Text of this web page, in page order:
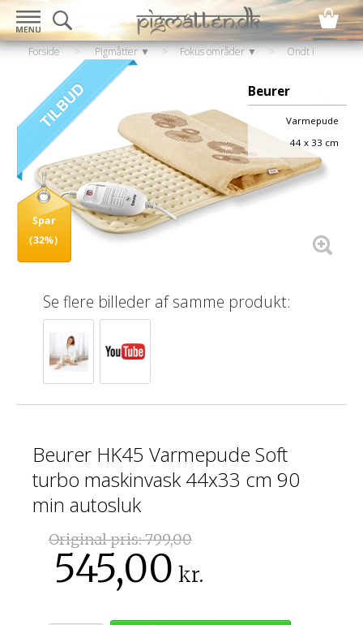
Forside > Pigmåtter ▼ > Fokus områder ▼ >
Ondt i
Varmebehandling til ryggen
Beurer
Varmepude
44 x 33 cm
Spar
(32%)
Se flere billeder af samme produkt:
Beurer HK45 Varmepude Soft
turbo maskinvask 44x33 cm 90
min autosluk
Original pris:799,00
545,00 kr.